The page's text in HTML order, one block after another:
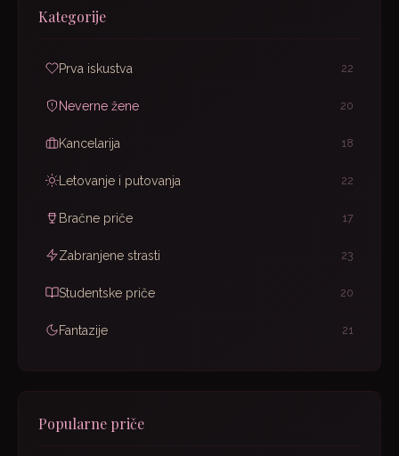
Kategorije
Prva iskustva 22
Neverne žene 20
Kancelarija 18
Letovanje i putovanja 22
Bračne priče 17
Zabranjene strasti 23
Studentske priče 20
Fantazije 21
Popularne priče